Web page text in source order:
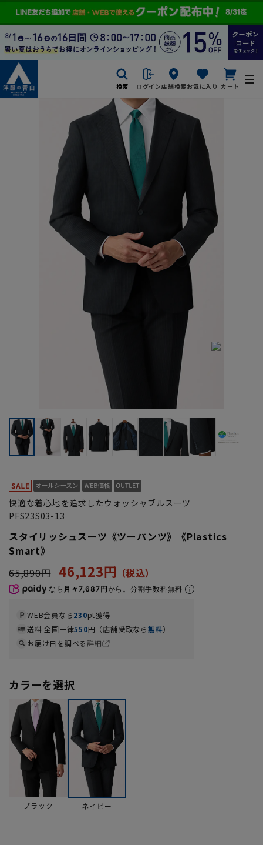
検索 ログイン店舗検索お気に入り カート
快適な着心地を追求したウォッシャブルスーツ
PFS23S03-13
スタイリッシュスーツ《ツーパンツ》《Plastics
Smart》
65,890円
46,123円
なら 月々7,687円から。分割手数料無料
WEB会員なら230pt獲得
送料 全国一律550円（店舗受取なら無料）
お届け日を調べる詳細
カラーを選択
ブラック ネイビー